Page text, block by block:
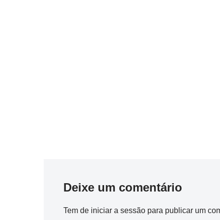
Deixe um comentário
Tem de iniciar a sessão para publicar um